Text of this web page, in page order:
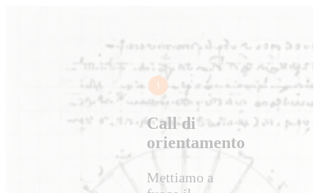
Call di
orientamento
Mettiamo a